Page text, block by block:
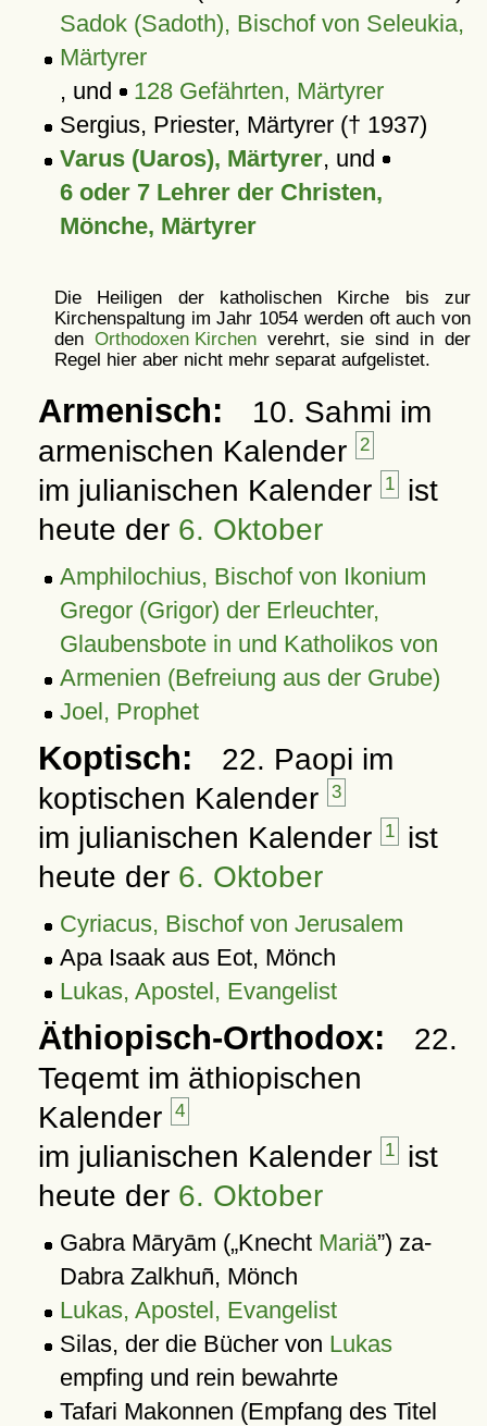
Sadok (Sadoth), Bischof von Seleukia,
Märtyrer
, und
128 Gefährten, Märtyrer
Sergius, Priester, Märtyrer († 1937)
Varus (Uaros), Märtyrer, und
6 oder 7 Lehrer der Christen,
Mönche, Märtyrer
Die Heiligen der katholischen Kirche bis zur
Kirchenspaltung im Jahr 1054 werden oft auch von
den Orthodoxen Kirchenverehrt, sie sind in der
Regel hier aber nicht mehr separat aufgelistet.
Armenisch:
10. Sahmi im
armenischen Kalender
2
im julianischen Kalender 1 ist
heute der 6. Oktober
Amphilochius, Bischof von Ikonium
Gregor (Grigor) der Erleuchter,
Glaubensbote in und Katholikos von
Armenien (Befreiung aus der Grube)
Joel, Prophet
Koptisch:
22. Paopi im
koptischen Kalender
3
im julianischen Kalender 1 ist
heute der 6. Oktober
Cyriacus, Bischof von Jerusalem
Apa Isaak aus Eot, Mönch
Lukas, Apostel, Evangelist
Äthiopisch-Orthodox:
22.
Teqemt im äthiopischen
Kalender
4
im julianischen Kalender 1 ist
heute der 6. Oktober
Gabra Māryām ( Knecht Mariä ) za-
Dabra Zalkhuñ, Mönch
Lukas, Apostel, Evangelist
Silas, der die Bücher von Lukas
empfing und rein bewahrte
Tafari Makonnen (Empfang des Titel